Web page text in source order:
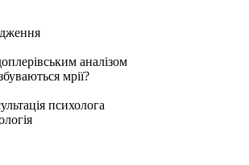
аналізом
мрії?
психолога